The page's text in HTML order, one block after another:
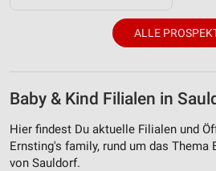
ALLE
Baby & Kind Filialen in
Hier findest Du aktuelle Filialen und
Ernsting's family, rund um das Thema
von Sauldorf.